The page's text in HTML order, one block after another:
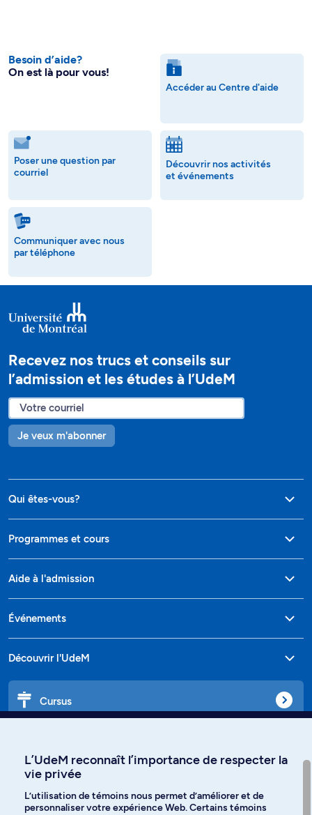
Besoin d’aide?
On est là pour vous!
Accéder au Centre d'aide
Poser une question par
courriel
Découvrir nos activités
et événements
Communiquer avec nous
par téléphone
Recevez nos trucs et conseils sur
l’admission et les études à l’UdeM
Je veux m'abonner
Qui êtes-vous?
Programmes et cours
Aide à l'admission
Événements
Découvrir l'UdeM
Cursus
Langues
L’UdeM reconnaît l’importance de respecter la
vie privée
L’utilisation de témoins nous permet d’améliorer et de
personnaliser votre expérience Web. Certains témoins